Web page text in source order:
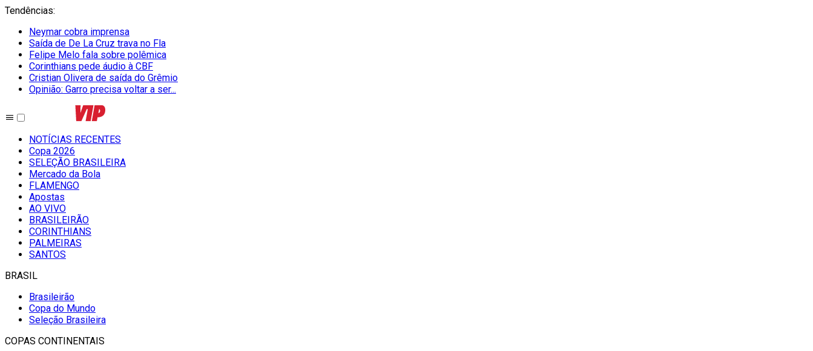
Tendências:
Neymar cobra imprensa
Saída de De La Cruz trava no Fla
Felipe Melo fala sobre polêmica
Corinthians pede áudio à CBF
Cristian Olivera de saída do Grêmio
Opinião: Garro precisa voltar a ser...
NOTÍCIAS RECENTES
Copa 2026
SELEÇÃO BRASILEIRA
Mercado da Bola
FLAMENGO
Apostas
AO VIVO
BRASILEIRÃO
CORINTHIANS
PALMEIRAS
SANTOS
BRASIL
Brasileirão
Copa do Mundo
Seleção Brasileira
COPAS CONTINENTAIS